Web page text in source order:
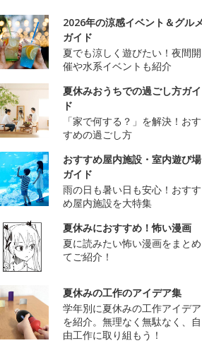
2026年の涼感イベント＆グルメ
ガイド
夏でも涼しく遊びたい！夜間開
催や水系イベントも紹介
夏休みおうちでの過ごし方ガイ
ド
「家で何する？」を解決！おす
すめの過ごし方
おすすめ屋内施設・室内遊び場
ガイド
雨の日も暑い日も安心！おすす
め屋内施設を大特集
夏休みにおすすめ！怖い漫画
夏に読みたい怖い漫画をまとめ
てご紹介！
夏休みの工作のアイデア集
学年別に夏休みの工作アイデア
を紹介。無理なく無駄なく、自
由工作に取り組もう！